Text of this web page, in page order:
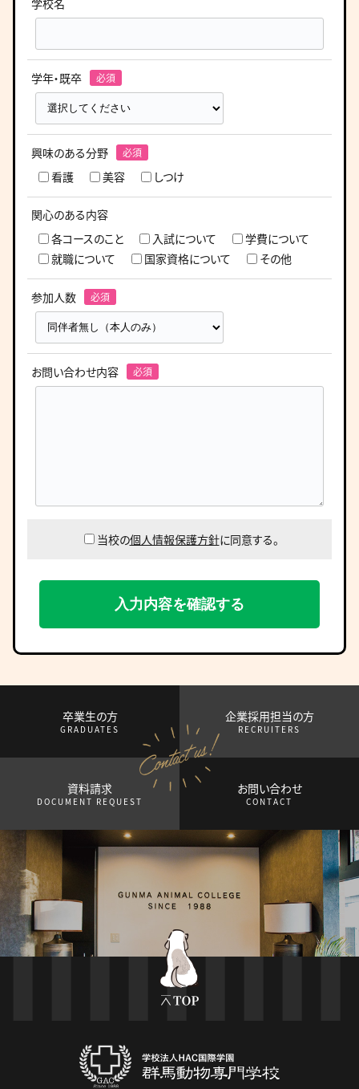
学校名
学年・既卒
興味のある分野
看護
美容 しつけ
関心のある内容
各コースのこと
入試について
学費について
就職について
国家資格について その他
参加人数
お問い合わせ内容
当校の個人情報保護方針に同意する。
卒業生の方
GRADUATES
企業採用担当の方
RECRUITERS
資料請求
DOCUMENT REQUEST
お問い合わせ
CONTACT